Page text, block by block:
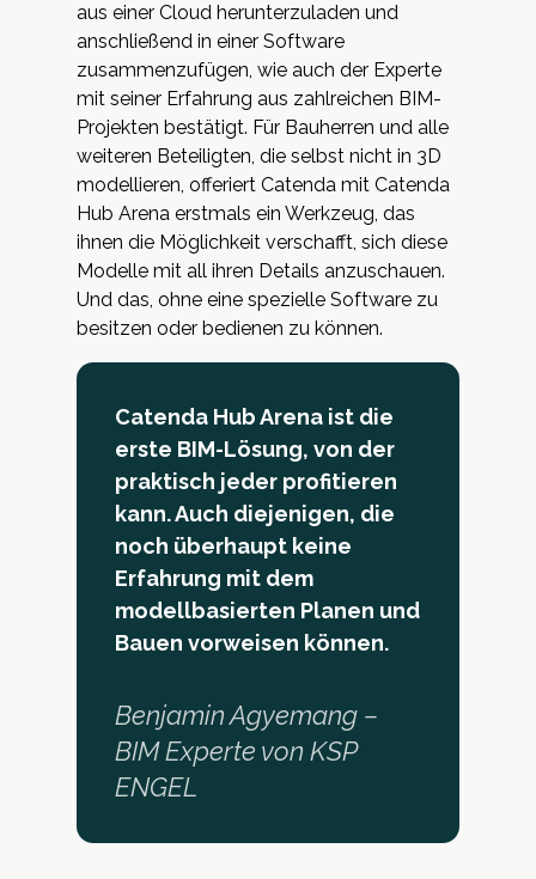
aus einer Cloud herunterzuladen und
anschließend in einer Software
zusammenzufügen, wie auch der Experte
mit seiner Erfahrung aus zahlreichen BIM-
Projekten bestätigt. Für Bauherren und alle
weiteren Beteiligten, die selbst nicht in 3D
modellieren, offeriert Catenda mit Catenda
Hub Arena erstmals ein Werkzeug, das
ihnen die Möglichkeit verschafft, sich diese
Modelle mit all ihren Details anzuschauen.
Und das, ohne eine spezielle Software zu
besitzen oder bedienen zu können.
Catenda Hub Arena ist die
erste BIM-Lösung, von der
praktisch jeder profitieren
kann. Auch diejenigen, die
noch überhaupt keine
Erfahrung mit dem
modellbasierten Planen und
Bauen vorweisen können.
Benjamin Agyemang –
BIM Experte von KSP
ENGEL